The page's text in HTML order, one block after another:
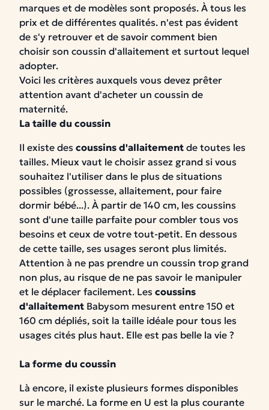
marques et de modèles sont proposés. À tous les
prix et de différentes qualités. n'est pas évident
de s'y retrouver et de savoir comment bien
choisir son coussin d'allaitement et surtout lequel
adopter.
Voici les critères auxquels vous devez prêter
attention avant d'acheter un coussin de
maternité.
La taille du coussin
Il existe des coussins d'allaitement de toutes les
tailles. Mieux vaut le choisir assez grand si vous
souhaitez l'utiliser dans le plus de situations
possibles (grossesse, allaitement, pour faire
dormir bébé...). À partir de 140 cm, les coussins
sont d'une taille parfaite pour combler tous vos
besoins et ceux de votre tout-petit. En dessous
de cette taille, ses usages seront plus limités.
Attention à ne pas prendre un coussin trop grand
non plus, au risque de ne pas savoir le manipuler
et le déplacer facilement. Les coussins
d'allaitement Babysom mesurent entre 150 et
160 cm dépliés, soit la taille idéale pour tous les
usages cités plus haut. Elle est pas belle la vie ?
La forme du coussin
Là encore, il existe plusieurs formes disponibles
sur le marché. La forme en U est la plus courante